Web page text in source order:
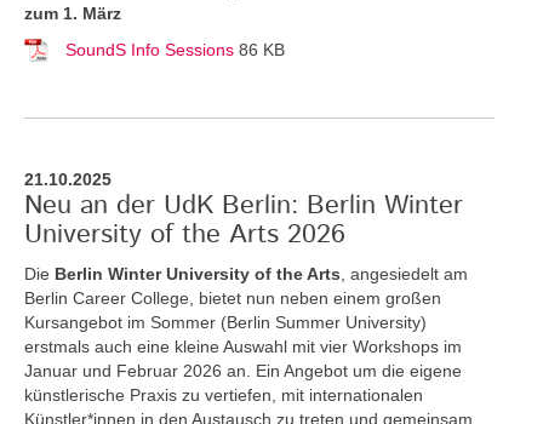
zum 1. März
SoundS Info Sessions 86 KB
21.10.2025
Neu an der UdK Berlin: Berlin Winter
University of the Arts 2026
Die Berlin Winter University of the Arts , angesiedelt am
Berlin Career College, bietet nun neben einem großen
Kursangebot im Sommer (Berlin Summer University)
erstmals auch eine kleine Auswahl mit vier Workshops im
Januar und Februar 2026 an. Ein Angebot um die eigene
künstlerische Praxis zu vertiefen, mit internationalen
Künstler*innen in den Austausch zu treten und gemeinsam